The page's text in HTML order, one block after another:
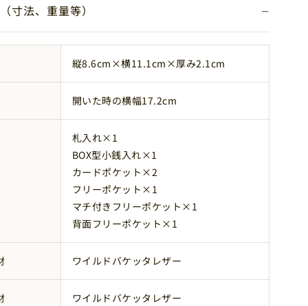
寸法、重量等） −
縦8.6cm×横11.1cm×厚み2.1cm
開いた時の横幅17.2cm
札入れ×1
BOX型小銭入れ×1
カードポケット×2
フリーポケット×1
マチ付きフリーポケット×1
背面フリーポケット×1
ワイルドバケッタレザー
ワイルドバケッタレザー